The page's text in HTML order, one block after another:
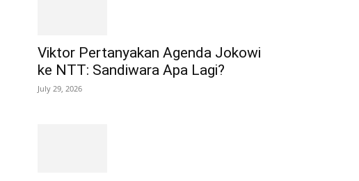
Viktor Pertanyakan Agenda Jokowi
ke NTT: Sandiwara Apa Lagi?
July 29, 2026